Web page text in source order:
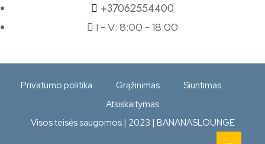
+37062554400
I - V: 8:00 - 18:00
Visos teisės saugomos | 2023 | BANANASLOUNGE
Privatumo politika Grąžinimas
Siuntimas
Atsiskaitymas